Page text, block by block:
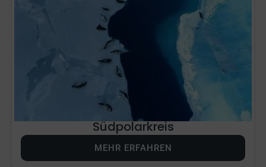
Südpolarkreis
MEHR ERFAHREN